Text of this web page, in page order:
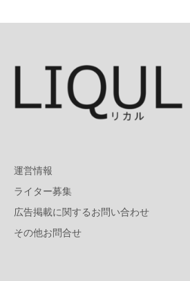
運営情報
ライター募集
広告掲載に関するお問い合わせ
その他お問合せ